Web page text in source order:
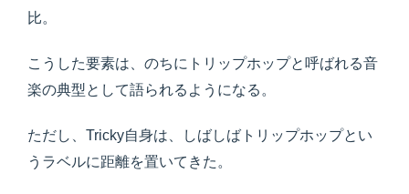
比。
こうした要素は、のちにトリップホップと呼ばれる音
楽の典型として語られるようになる。
ただし、Tricky自身は、しばしばトリップホップとい
うラベルに距離を置いてきた。